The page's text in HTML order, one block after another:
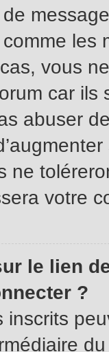
les
vous
car ils
abuser
ne
votre
le lien
?
inscrits